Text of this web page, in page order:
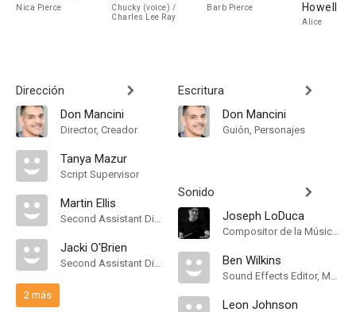
Nica Pierce
Chucky (voice) /
Charles Lee Ray
Barb Pierce
Howell
Alice
Dirección
Don Mancini
Director, Creador
Tanya Mazur
Script Supervisor
Martin Ellis
Second Assistant Director
Jacki O'Brien
Second Assistant Director
2 más
Escritura
Don Mancini
Guión, Personajes
Sonido
Joseph LoDuca
Compositor de la Música Original
Ben Wilkins
Sound Effects Editor, Mezclador de Re-Grabación de Sonido
Leon Johnson